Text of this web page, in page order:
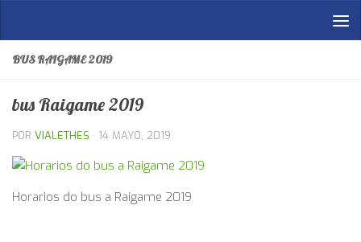
BUS RAIGAME 2019
bus Raigame 2019
POR VIALETHES · 14 MAYO, 2019
Horarios do bus a Raigame 2019